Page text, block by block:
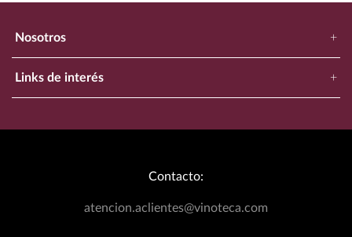
$15,699.00
Nuestra Empresa
Links de interés